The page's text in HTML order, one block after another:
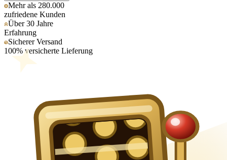
Mehr als 280.000
zufriedene Kunden
Über 30 Jahre
Erfahrung
Sicherer Versand
100% versicherte Lieferung